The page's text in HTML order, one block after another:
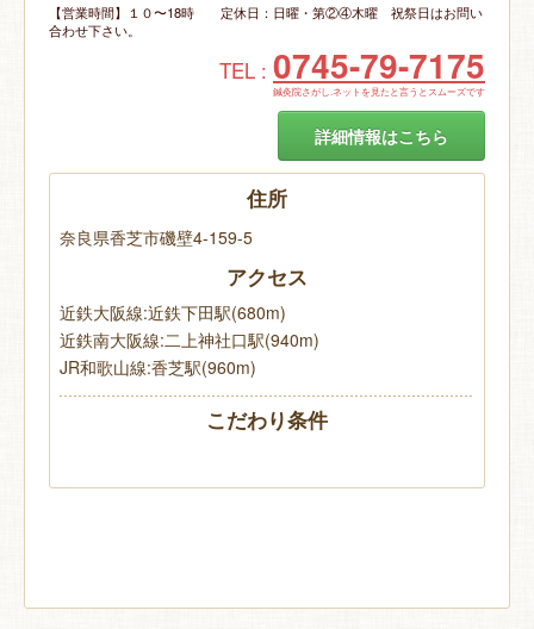
【営業時間】１０〜18時 定休日：日曜・第②④木曜 祝祭日はお問い
合わせ下さい。
TEL : 0745-79-7175
鍼灸院さがし.ネットを見たと言うとスムーズです
詳細情報はこちら
住所
奈良県香芝市磯壁4-159-5
アクセス
近鉄大阪線:近鉄下田駅(680m)
近鉄南大阪線:二上神社口駅(940m)
JR和歌山線:香芝駅(960m)
こだわり条件